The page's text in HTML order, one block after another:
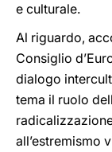
e culturale.
Al riguardo,
Consiglio
dialogo
tema il ruolo
all’estremismo